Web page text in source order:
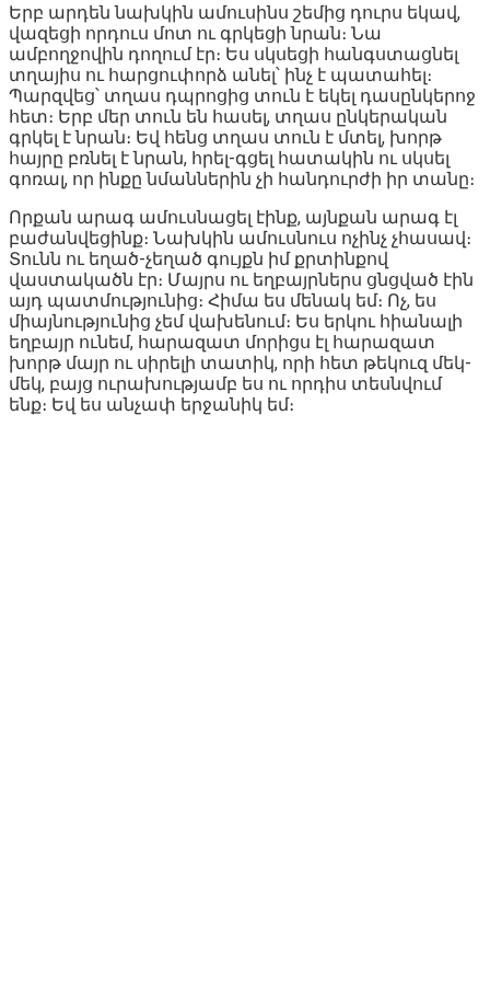
Երբ արդեն նախկին ամուսինս շեմից դուրս եկավ,
վազեցի որդուս մոտ ու գրկեցի նրան։ Նա
ամբողջովին դողում էր։ Ես սկսեցի հանգստացնել
տղայիս ու հարցուփորձ անել՝ ինչ է պատահել։
Պարզվեց՝ տղաս դպրոցից տուն է եկել դասընկերոջ
հետ։ Երբ մեր տուն են հասել, տղաս ընկերական
գրկել է նրան։ Եվ հենց տղաս տուն է մտել, խորթ
հայրը բռնել է նրան, հրել-գցել հատակին ու սկսել
գոռալ, որ ինքը նմաններին չի հանդուրժի իր տանը։
Որքան արագ ամուսնացել էինք, այնքան արագ էլ
բաժանվեցինք։ Նախկին ամուսնուս ոչինչ չհասավ։
Տունն ու եղած-չեղած գույքն իմ քրտինքով
վաստակածն էր։ Մայրս ու եղբայրներս ցնցված էին
այդ պատմությունից։ Հիմա ես մենակ եմ։ Ոչ, ես
միայնությունից չեմ վախենում։ Ես երկու հիանալի
եղբայր ունեմ, հարազատ մորիցս էլ հարազատ
խորթ մայր ու սիրելի տատիկ, որի հետ թեկուզ մեկ-
մեկ, բայց ուրախությամբ ես ու որդիս տեսնվում
ենք։ Եվ ես անչափ երջանիկ եմ։